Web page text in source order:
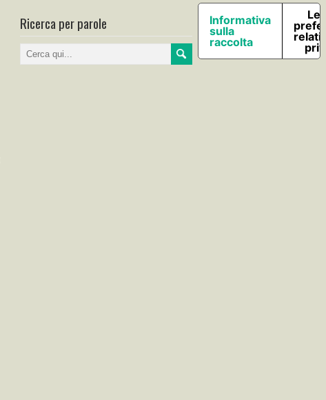
Ricerca per parole
Informativa
sulla
raccolta
Le